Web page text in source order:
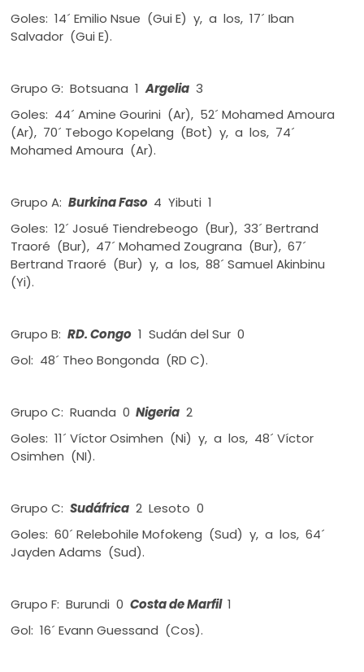
Goles: 14´ Emilio Nsue (Gui E) y, a los, 17´ Iban
Salvador (Gui E).
Grupo G: Botsuana 1Argelia 3
Goles: 44´ Amine Gourini (Ar), 52´ Mohamed Amoura
(Ar), 70´ Tebogo Kopelang (Bot) y, a los, 74´
Mohamed Amoura (Ar).
Grupo A:Burkina Faso 4 Yibuti 1
Goles: 12´ Josué Tiendrebeogo (Bur), 33´ Bertrand
Traoré (Bur), 47´ Mohamed Zougrana (Bur), 67´
Bertrand Traoré (Bur) y, a los, 88´ Samuel Akinbinu
(Yi).
Grupo B:RD. Congo 1 Sudán del Sur 0
Gol: 48´ Theo Bongonda (RD C).
Grupo C: Ruanda 0 Nigeria 2
Goles: 11´ Víctor Osimhen (Ni) y, a los, 48´ Víctor
Osimhen (NI).
Grupo C:Sudáfrica 2 Lesoto 0
Goles: 60´ Relebohile Mofokeng (Sud) y, a los, 64´
Jayden Adams (Sud).
Grupo F: Burundi 0Costa de Marfil 1
Gol: 16´ Evann Guessand (Cos).